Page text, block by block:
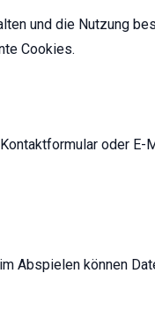
und die Nutzung
Cookies.
oder
Abspielen können